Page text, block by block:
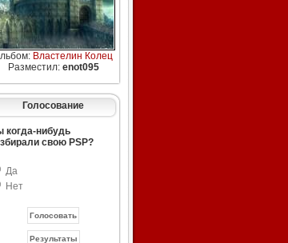
Властелин Колец
Разместил: enot095
Голосование
когда-нибудь
свою PSP?
Да
Нет